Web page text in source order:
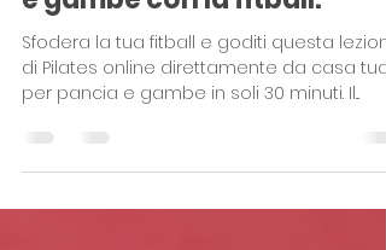
Pilates: 30 minuti per pancia
e gambe con la fitball.
per pancia e gambe in soli 30 minuti. Il...